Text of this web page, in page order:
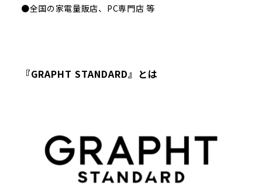
●全国の家電量販店、PC専門店 等
『GRAPHT STANDARD』とは